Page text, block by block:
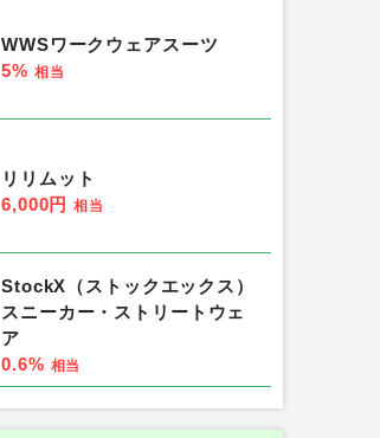
WWSワークウェアスーツ
5% 相当
リリムット
6,000円 相当
StockX（ストックエックス）
スニーカー・ストリートウェ
ア
0.6% 相当